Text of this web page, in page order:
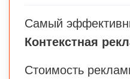
Самый
Контекстная
Стоимость